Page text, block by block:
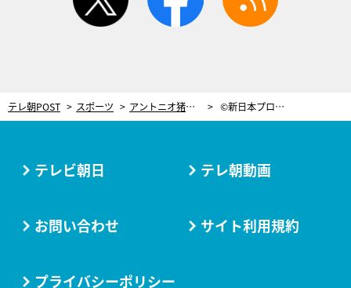
テレ朝POST スポーツ アントニオ猪木さんの名勝負が蘇る！3夜連続「追悼SP」緊急編成 ©新日本プロレス
テレビ朝日 テレ朝動画
お問い合わせ サイト利用規約
プライバシーポリシー